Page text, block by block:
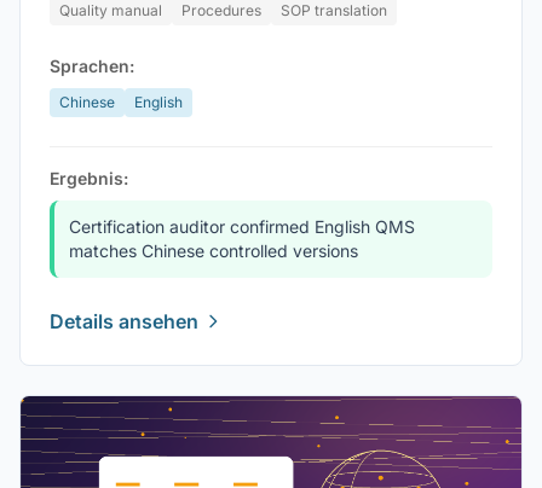
Quality manual Procedures SOP translation
Sprachen:
Chinese English
Ergebnis:
Certification auditor confirmed English QMS
matches Chinese controlled versions
Details ansehen